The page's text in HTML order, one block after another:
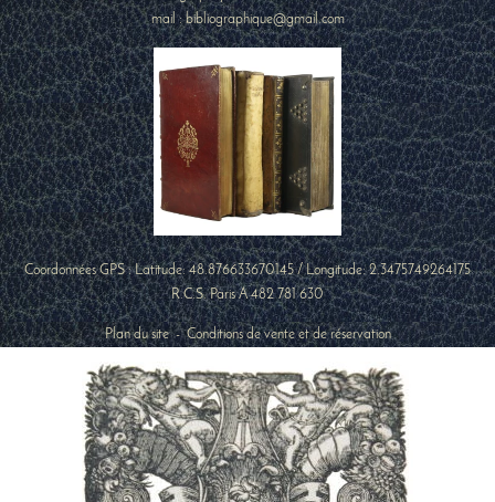
mail : bibliographique@gmail.com
Coordonnées GPS : Latitude:48.876633670145/ Longitude:2.3475749264175
R.C.S. Paris A 482 781 630
Plan du site-Conditions de vente et de réservation